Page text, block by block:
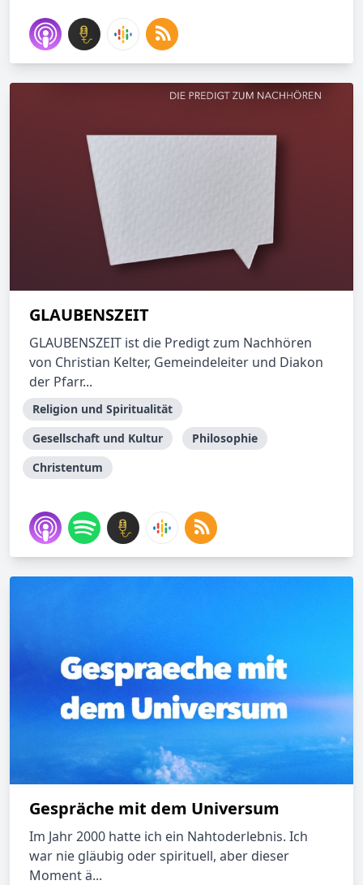
GLAUBENSZEIT
GLAUBENSZEIT ist die Predigt zum Nachhören
von Christian Kelter, Gemeindeleiter und Diakon
der Pfarr...
Religion und Spiritualität
Gesellschaft und Kultur
Philosophie
Christentum
Gespräche mit dem Universum
Im Jahr 2000 hatte ich ein Nahtoderlebnis. Ich
war nie gläubig oder spirituell, aber dieser
Moment ä...